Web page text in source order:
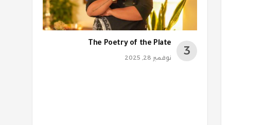
The Poetry of the Plate
نوفمبر 28, 2025